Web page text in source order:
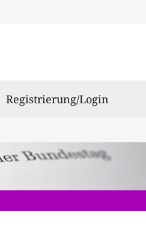
Registrierung/Login